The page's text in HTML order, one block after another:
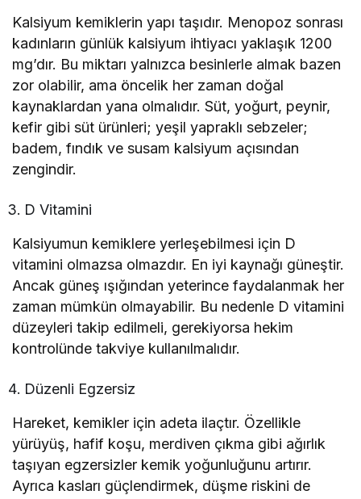
Kalsiyum kemiklerin yapı taşıdır. Menopoz sonrası
kadınların günlük kalsiyum ihtiyacı yaklaşık 1200
mg’dır. Bu miktarı yalnızca besinlerle almak bazen
zor olabilir, ama öncelik her zaman doğal
kaynaklardan yana olmalıdır. Süt, yoğurt, peynir,
kefir gibi süt ürünleri; yeşil yapraklı sebzeler;
badem, fındık ve susam kalsiyum açısından
zengindir.
D Vitamini
Kalsiyumun kemiklere yerleşebilmesi için D
vitamini olmazsa olmazdır. En iyi kaynağı güneştir.
Ancak güneş ışığından yeterince faydalanmak her
zaman mümkün olmayabilir. Bu nedenle D vitamini
düzeyleri takip edilmeli, gerekiyorsa hekim
kontrolünde takviye kullanılmalıdır.
Düzenli Egzersiz
Hareket, kemikler için adeta ilaçtır. Özellikle
yürüyüş, hafif koşu, merdiven çıkma gibi ağırlık
taşıyan egzersizler kemik yoğunluğunu artırır.
Ayrıca kasları güçlendirmek, düşme riskini de